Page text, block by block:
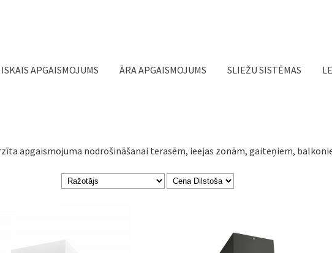
APGAISMOJUMS ĀRA APGAISMOJUMS SLIEŽU SISTĒMAS
apgaismojuma nodrošināšanai terasēm, ieejas zonām, gaiteņiem,